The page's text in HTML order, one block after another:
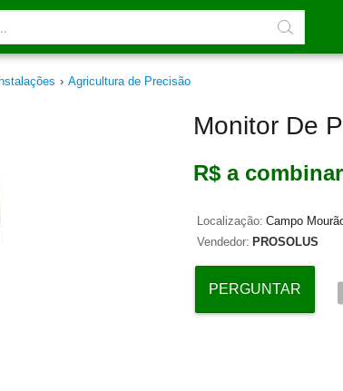
› Agricultura de Precisão
Monitor De
R$ a combinar
Localização: Campo
Vendedor: PROSOLUS
PERGUNTAR